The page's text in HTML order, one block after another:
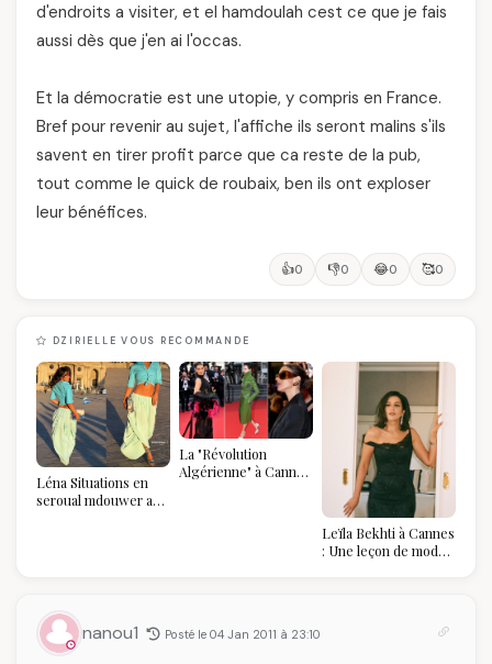
d'endroits a visiter, et el hamdoulah cest ce que je fais
aussi dès que j'en ai l'occas.
Et la démocratie est une utopie, y compris en France.
Bref pour revenir au sujet, l'affiche ils seront malins s'ils
savent en tirer profit parce que ca reste de la pub,
tout comme le quick de roubaix, ben ils ont exploser
leur bénéfices.
👍0 👎0 😂0 🥰0
DZIRIELLE VOUS RECOMMANDE
Léna Situations en
seroual mdouwer au
La "Révolution
Algérienne" à Cannes
Leïla Bekhti à Cannes
: Une leçon de mode
nanou1 Posté le 04 Jan 2011 à 23:10